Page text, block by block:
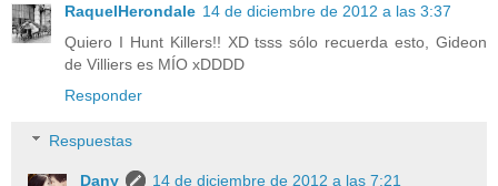
RaquelHerondale 14 de diciembre de 2012 a las 3:37
Quiero I Hunt Killers!! XD tsss sólo recuerda esto, Gideon
de Villiers es MÍO xDDDD
Responder
Respuestas
Dany
14 de diciembre de 2012 a las 7:21